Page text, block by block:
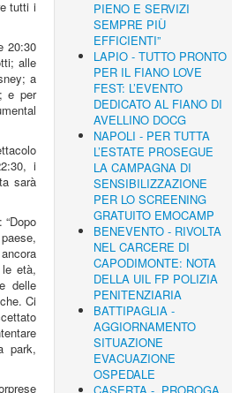
tutti i
20:30
alle
a
e per
i
sarà
età,
delle
Ci
park,
PIENO E SERVIZI
SEMPRE PIÙ
EFFICIENTI”
LAPIO - TUTTO PRONTO
PER IL FIANO LOVE
FEST: L’EVENTO
DEDICATO AL FIANO DI
AVELLINO DOCG
NAPOLI - PER TUTTA
L’ESTATE PROSEGUE
LA CAMPAGNA DI
SENSIBILIZZAZIONE
PER LO SCREENING
GRATUITO EMOCAMP
BENEVENTO - RIVOLTA
NEL CARCERE DI
CAPODIMONTE: NOTA
DELLA UIL FP POLIZIA
PENITENZIARIA
BATTIPAGLIA -
AGGIORNAMENTO
SITUAZIONE
EVACUAZIONE
OSPEDALE